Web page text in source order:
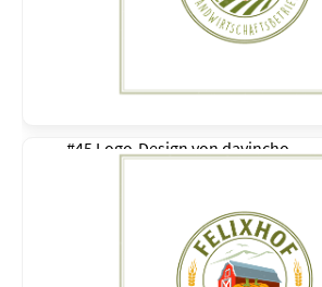
#45 Logo-Design von davincho